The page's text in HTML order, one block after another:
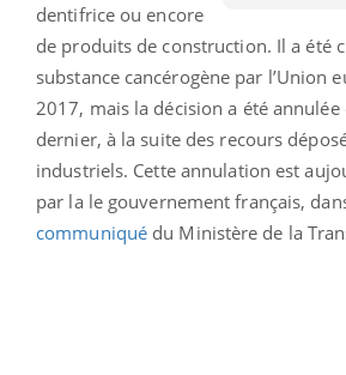
dentifrice ou encore
de produits de construction. Il a été
substance cancérogène par l’Union
2017, mais la décision a été
dernier, à la suite des recours
industriels. Cette annulation est
par la le gouvernement français,
communiqué du Ministère de la